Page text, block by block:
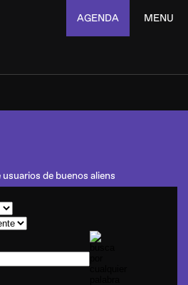
AGENDA MENU
de buenos aliens